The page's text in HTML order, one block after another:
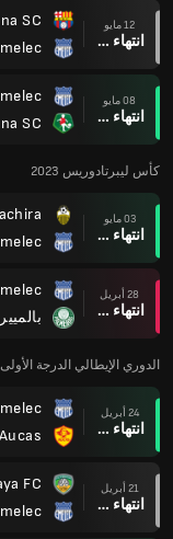
12 مايو
انتهاء وقت المباراة
SC
08 مايو
انتهاء وقت المباراة
SC
كأس ليبرتادوريس 2023
03 مايو
انتهاء وقت المباراة
28 أبريل
انتهاء وقت المباراة
الدوري الإيطالي الدرجة الأولى
24 أبريل
انتهاء وقت المباراة
21 أبريل
انتهاء وقت المباراة
FC